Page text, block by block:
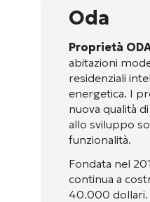
Oda
Proprietà
abitazioni
residenziali
energetica. I
nuova qualità
allo sviluppo
funzionalità.
Fondata nel
continua a
40.000 dollari.